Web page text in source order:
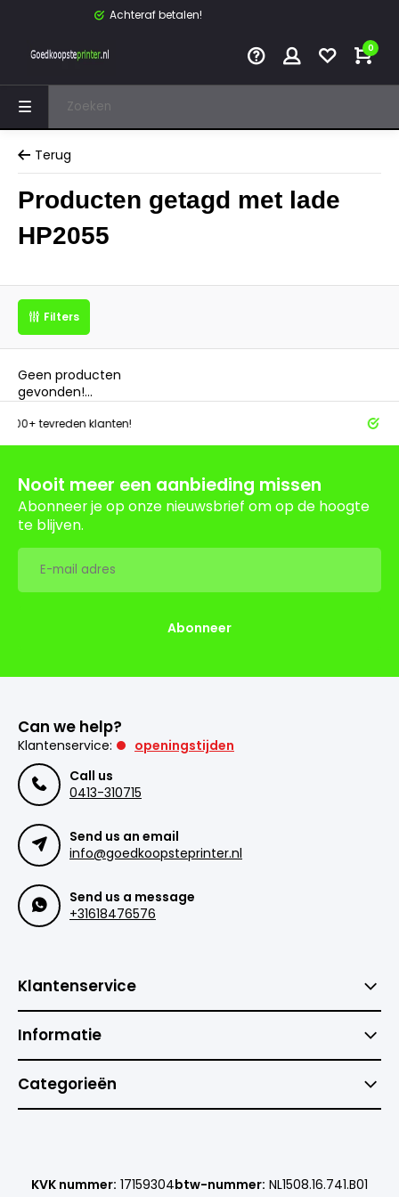
Achteraf betalen!
0
Terug
Producten getagd met lade
HP2055
Filters
Geen producten
gevonden!...
klanten!
Nooit meer een aanbieding missen
Abonneer je op onze nieuwsbrief om op de hoogte
te blijven.
Abonneer
Can we help?
Klantenservice:
openingstijden
Call us
0413-310715
Send us an email
info@goedkoopsteprinter.nl
Send us a message
+31618476576
Klantenservice
Informatie
Categorieën
KVK nummer: 17159304btw-nummer: NL1508.16.741.B01